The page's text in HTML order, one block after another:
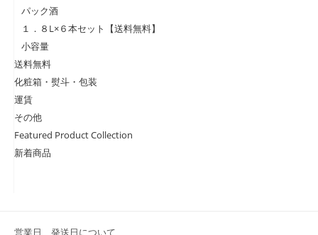
パック酒
１．８L×６本セット【送料無料】
小容量
送料無料
化粧箱・熨斗・包装
運賃
その他
Featured Product Collection
新着商品
営業日、発送日について